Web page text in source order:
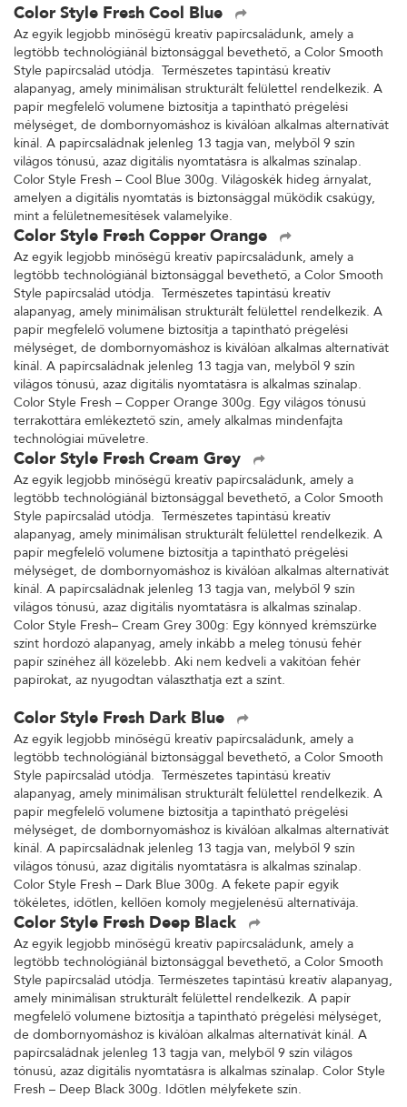
Color Style Fresh Cool Blue
Az egyik legjobb minőségű kreatív papírcsaládunk, amely a
legtöbb technológiánál biztonsággal bevethető, a Color Smooth
Style papírcsalád utódja. Természetes tapintású kreatív
alapanyag, amely minimálisan strukturált felülettel rendelkezik. A
papír megfelelő volumene biztosítja a tapintható prégelési
mélységet, de dombornyomáshoz is kiválóan alkalmas alternatívát
kínál. A papírcsaládnak jelenleg 13 tagja van, melyből 9 szín
világos tónusú, azaz digitális nyomtatásra is alkalmas színalap.
Color Style Fresh – Cool Blue 300g. Világoskék hideg árnyalat,
amelyen a digitális nyomtatás is biztonsággal működik csakúgy,
mint a felületnemesítések valamelyike.
Color Style Fresh Copper Orange
Az egyik legjobb minőségű kreatív papírcsaládunk, amely a
legtöbb technológiánál biztonsággal bevethető, a Color Smooth
Style papírcsalád utódja. Természetes tapintású kreatív
alapanyag, amely minimálisan strukturált felülettel rendelkezik. A
papír megfelelő volumene biztosítja a tapintható prégelési
mélységet, de dombornyomáshoz is kiválóan alkalmas alternatívát
kínál. A papírcsaládnak jelenleg 13 tagja van, melyből 9 szín
világos tónusú, azaz digitális nyomtatásra is alkalmas színalap.
Color Style Fresh – Copper Orange 300g. Egy világos tónusú
terrakottára emlékeztető szín, amely alkalmas mindenfajta
technológiai műveletre.
Color Style Fresh Cream Grey
Az egyik legjobb minőségű kreatív papírcsaládunk, amely a
legtöbb technológiánál biztonsággal bevethető, a Color Smooth
Style papírcsalád utódja. Természetes tapintású kreatív
alapanyag, amely minimálisan strukturált felülettel rendelkezik. A
papír megfelelő volumene biztosítja a tapintható prégelési
mélységet, de dombornyomáshoz is kiválóan alkalmas alternatívát
kínál. A papírcsaládnak jelenleg 13 tagja van, melyből 9 szín
világos tónusú, azaz digitális nyomtatásra is alkalmas színalap.
Color Style Fresh– Cream Grey 300g: Egy könnyed krémszürke
színt hordozó alapanyag, amely inkább a meleg tónusú fehér
papír színéhez áll közelebb. Aki nem kedveli a vakítóan fehér
papírokat, az nyugodtan választhatja ezt a színt.
Color Style Fresh Dark Blue
Az egyik legjobb minőségű kreatív papírcsaládunk, amely a
legtöbb technológiánál biztonsággal bevethető, a Color Smooth
Style papírcsalád utódja. Természetes tapintású kreatív
alapanyag, amely minimálisan strukturált felülettel rendelkezik. A
papír megfelelő volumene biztosítja a tapintható prégelési
mélységet, de dombornyomáshoz is kiválóan alkalmas alternatívát
kínál. A papírcsaládnak jelenleg 13 tagja van, melyből 9 szín
világos tónusú, azaz digitális nyomtatásra is alkalmas színalap.
Color Style Fresh – Dark Blue 300g. A fekete papír egyik
tökéletes, időtlen, kellően komoly megjelenésű alternatívája.
Color Style Fresh Deep Black
Az egyik legjobb minőségű kreatív papírcsaládunk, amely a
legtöbb technológiánál biztonsággal bevethető, a Color Smooth
Style papírcsalád utódja. Természetes tapintású kreatív alapanyag,
amely minimálisan strukturált felülettel rendelkezik. A papír
megfelelő volumene biztosítja a tapintható prégelési mélységet,
de dombornyomáshoz is kiválóan alkalmas alternatívát kínál. A
papírcsaládnak jelenleg 13 tagja van, melyből 9 szín világos
tónusú, azaz digitális nyomtatásra is alkalmas színalap. Color Style
Fresh – Deep Black 300g. Időtlen mélyfekete szín.